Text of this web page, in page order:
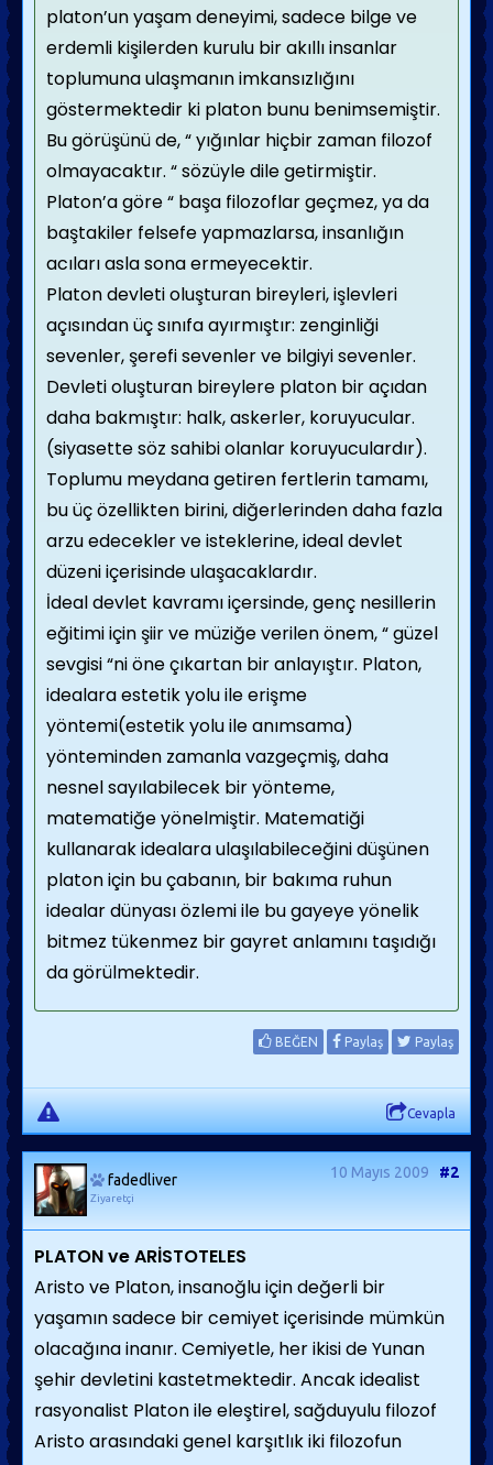
platon’un yaşam deneyimi, sadece bilge ve
erdemli kişilerden kurulu bir akıllı insanlar
toplumuna ulaşmanın imkansızlığını
göstermektedir ki platon bunu benimsemiştir.
Bu görüşünü de, “ yığınlar hiçbir zaman filozof
olmayacaktır. “ sözüyle dile getirmiştir.
Platon’a göre “ başa filozoflar geçmez, ya da
baştakiler felsefe yapmazlarsa, insanlığın
acıları asla sona ermeyecektir.
Platon devleti oluşturan bireyleri, işlevleri
açısından üç sınıfa ayırmıştır: zenginliği
sevenler, şerefi sevenler ve bilgiyi sevenler.
Devleti oluşturan bireylere platon bir açıdan
daha bakmıştır: halk, askerler, koruyucular.
(siyasette söz sahibi olanlar koruyuculardır).
Toplumu meydana getiren fertlerin tamamı,
bu üç özellikten birini, diğerlerinden daha fazla
arzu edecekler ve isteklerine, ideal devlet
düzeni içerisinde ulaşacaklardır.
İdeal devlet kavramı içersinde, genç nesillerin
eğitimi için şiir ve müziğe verilen önem, “ güzel
sevgisi “ni öne çıkartan bir anlayıştır. Platon,
idealara estetik yolu ile erişme
yöntemi(estetik yolu ile anımsama)
yönteminden zamanla vazgeçmiş, daha
nesnel sayılabilecek bir yönteme,
matematiğe yönelmiştir. Matematiği
kullanarak idealara ulaşılabileceğini düşünen
platon için bu çabanın, bir bakıma ruhun
idealar dünyası özlemi ile bu gayeye yönelik
bitmez tükenmez bir gayret anlamını taşıdığı
da görülmektedir.
BEĞEN Paylaş Paylaş
Cevapla
fadedliver
Ziyaretçi
10 Mayıs 2009 #2
PLATON ve ARİSTOTELES
Aristo ve Platon, insanoğlu için değerli bir
yaşamın sadece bir cemiyet içerisinde mümkün
olacağına inanır. Cemiyetle, her ikisi de Yunan
şehir devletini kastetmektedir. Ancak idealist
rasyonalist Platon ile eleştirel, sağduyulu filozof
Aristo arasındaki genel karşıtlık iki filozofun